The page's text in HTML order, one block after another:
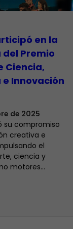
en la
Premio
Ciencia,
Innovación
de 2025
su compromiso
creativa e
el
ciencia y
motores…